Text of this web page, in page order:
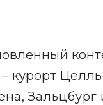
курорт
Зальцбург